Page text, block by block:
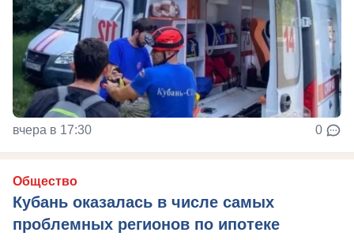
вчера в 17:30 0
Общество
Кубань оказалась в числе самых
проблемных регионов по ипотеке